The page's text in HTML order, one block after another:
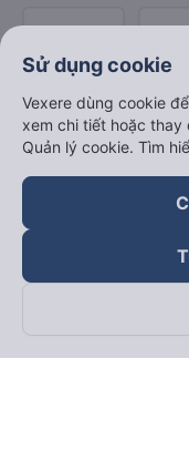
Theo dõi chúng
Sử dụng cookie
Vexere dùng cookie
xem chi tiết hoặc
Quản lý cookie. Tìm